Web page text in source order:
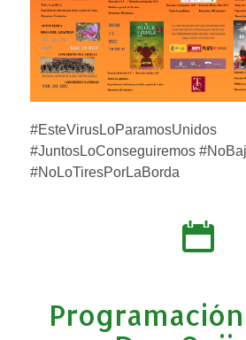
#EsteVirusLoParamosUnidos
#JuntosLoConseguiremos
#NoLoTiresPorLaBorda